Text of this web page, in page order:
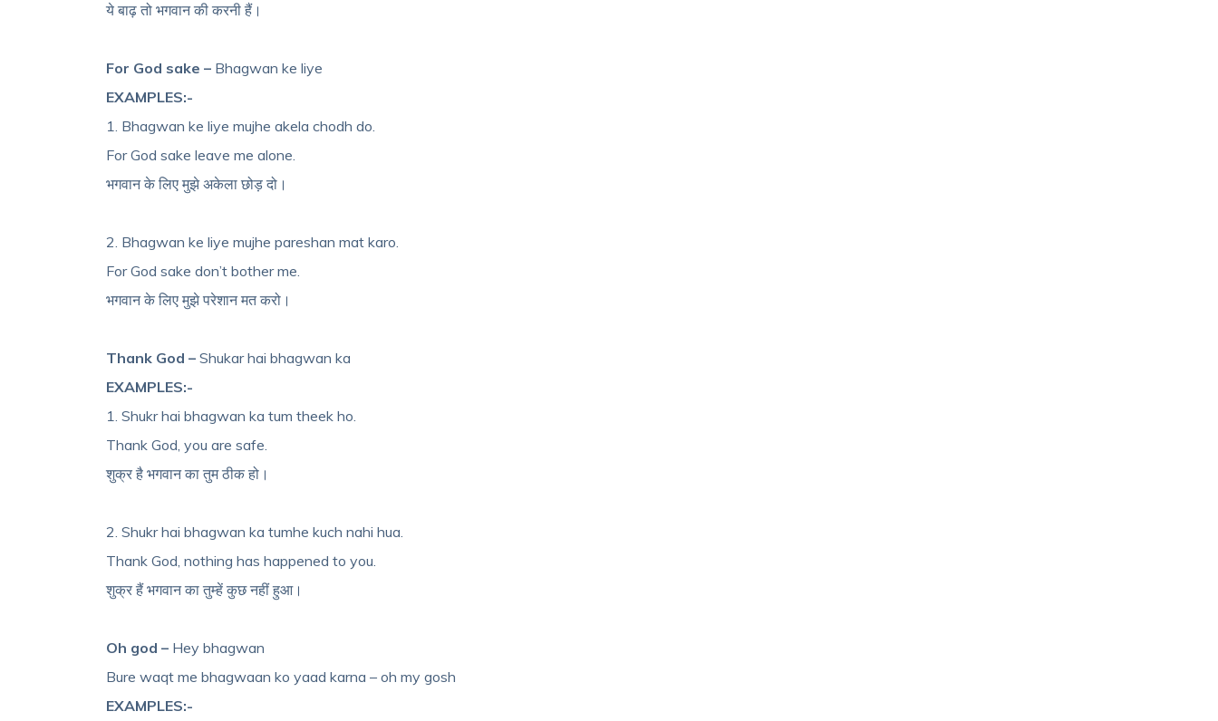
ये बाढ़ तो भगवान की करनी हैं।
For God sake – Bhagwan ke liye
EXAMPLES:-
1. Bhagwan ke liye mujhe akela chodh do.
For God sake leave me alone.
भगवान के लिए मुझे अकेला छोड़ दो।
2. Bhagwan ke liye mujhe pareshan mat karo.
For God sake don’t bother me.
भगवान के लिए मुझे परेशान मत करो।
Thank God – Shukar hai bhagwan ka
EXAMPLES:-
1. Shukr hai bhagwan ka tum theek ho.
Thank God, you are safe.
शुक्र है भगवान का तुम ठीक हो।
2. Shukr hai bhagwan ka tumhe kuch nahi hua.
Thank God, nothing has happened to you.
शुक्र हैं भगवान का तुम्हें कुछ नहीं हुआ।
Oh god – Hey bhagwan
Bure waqt me bhagwaan ko yaad karna – oh my gosh
EXAMPLES:-